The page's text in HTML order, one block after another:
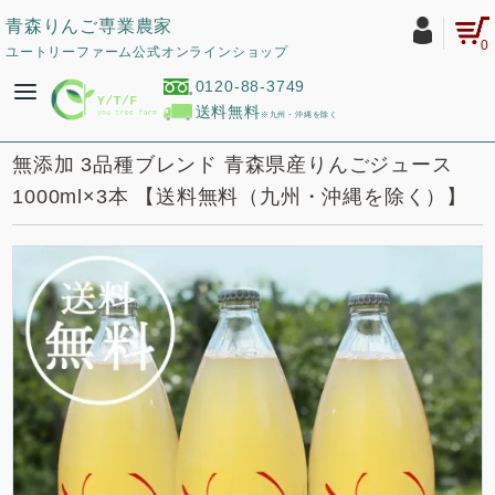
青森りんご専業農家
ユートリーファーム公式オンラインショップ
0120-88-3749
送料無料 ※九州・沖縄を除く
0
無添加 3品種ブレンド 青森県産りんごジュース
1000ml×3本 【送料無料（九州・沖縄を除く）】